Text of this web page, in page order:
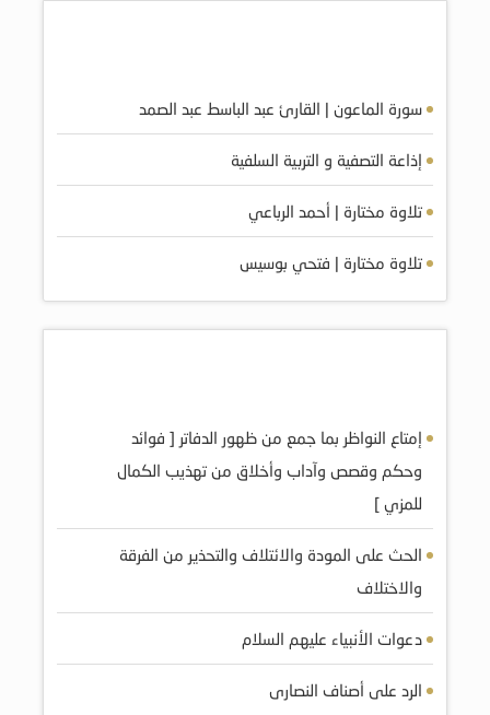
سورة الماعون | القارئ عبد الباسط عبد الصمد
إذاعة التصفية و التربية السلفية
تلاوة مختارة | أحمد الرباعي
تلاوة مختارة | فتحي بوسيس
إمتاع النواظر بما جمع من ظهور الدفاتر [ فوائد
وحكم وقصص وآداب وأخلاق من تهذيب الكمال
للمزي ]
الحث على المودة والائتلاف والتحذير من الفرقة
والاختلاف
دعوات الأنبياء عليهم السلام
الرد على أصناف النصارى